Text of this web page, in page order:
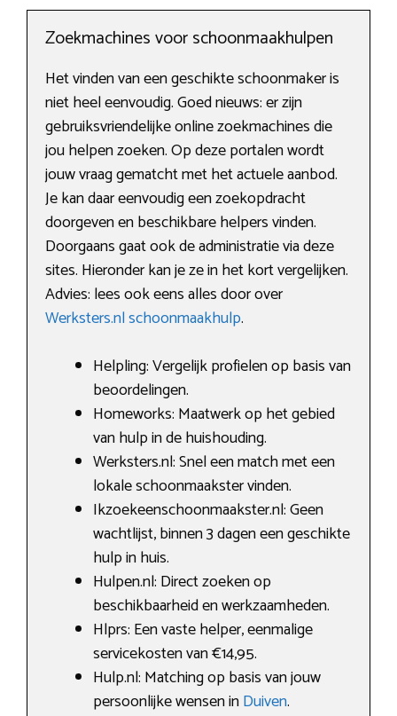
Zoekmachines voor schoonmaakhulpen
Het vinden van een geschikte schoonmaker is
niet heel eenvoudig. Goed nieuws: er zijn
gebruiksvriendelijke online zoekmachines die
jou helpen zoeken. Op deze portalen wordt
jouw vraag gematcht met het actuele aanbod.
Je kan daar eenvoudig een zoekopdracht
doorgeven en beschikbare helpers vinden.
Doorgaans gaat ook de administratie via deze
sites. Hieronder kan je ze in het kort vergelijken.
Advies: lees ook eens alles door over
Werksters.nl schoonmaakhulp.
Helpling: Vergelijk profielen op basis van
beoordelingen.
Homeworks: Maatwerk op het gebied
van hulp in de huishouding.
Werksters.nl: Snel een match met een
lokale schoonmaakster vinden.
Ikzoekeenschoonmaakster.nl: Geen
wachtlijst, binnen 3 dagen een geschikte
hulp in huis.
Hulpen.nl: Direct zoeken op
beschikbaarheid en werkzaamheden.
Hlprs: Een vaste helper, eenmalige
servicekosten van €14,95.
Hulp.nl: Matching op basis van jouw
persoonlijke wensen inDuiven.